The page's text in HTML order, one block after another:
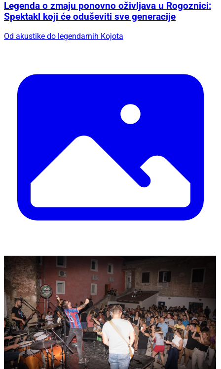
Legenda o zmaju ponovno oživljava u Rogoznici:
Spektakl koji će oduševiti sve generacije
Od akustike do legendarnih Kojota